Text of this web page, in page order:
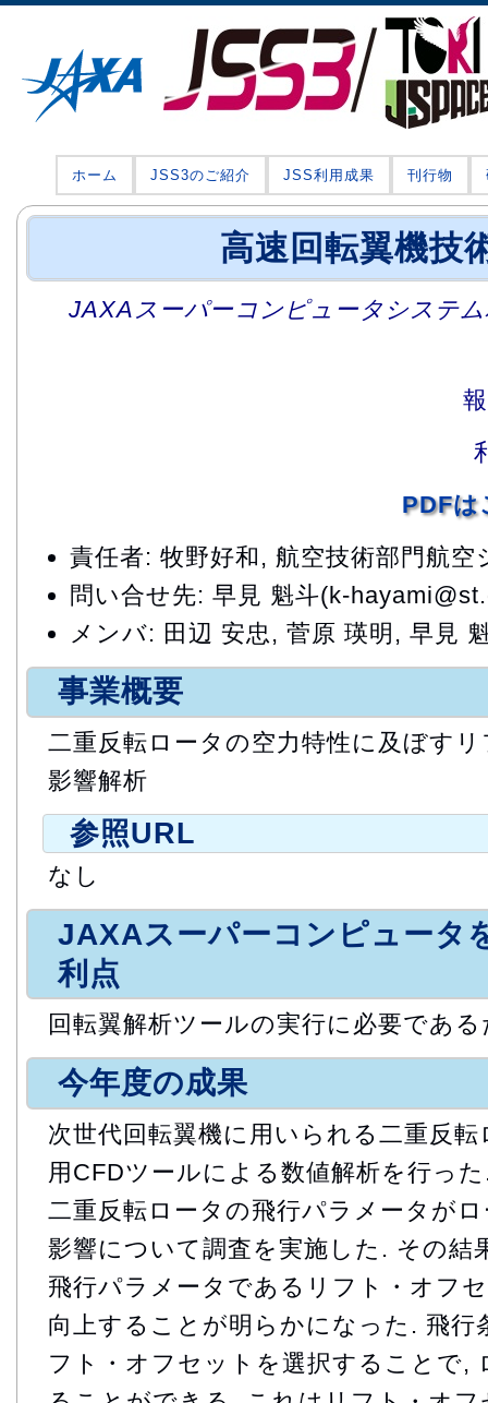
ホーム JSS3のご紹介 JSS利用成果 刊行物
高速回転翼機技
JAXAスーパーコンピュータシステ
PDFは
責任者: 牧野好和, 航空技術部門航
問い合せ先: 早見 魁斗(k-
メンバ: 田辺 安忠, 菅原 瑛明, 早見
事業概要
二重反転ロータの空力特性に及ぼす
影響解析
参照URL
なし
JAXAスーパーコンピュータ
利点
回転翼解析ツールの実行に必要であ
今年度の成果
次世代回転翼機に用いられる二重反
用CFDツールによる数値解析を行っ
二重反転ロータの飛行パラメータが
影響について調査を実施した. その結
飛行パラメータであるリフト・オフ
向上することが明らかになった. 飛行
フト・オフセットを選択することで,